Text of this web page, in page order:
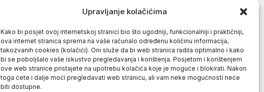
Upravljanje kolačićima
Kako bi posjet ovoj internetskoj stranici bio što ugodniji, funkcionalniji i praktičniji,
ova internet stranica sprema na vaše računalo određenu količinu informacija,
takozvanih cookies (kolačići). Oni služe da bi web stranica radila optimalno i kako
bi se poboljšalo vaše iskustvo pregledavanja i korištenja. Posjetom i korištenjem
ove web stranice pristajete na upotrebu kolačića koje je moguće i blokirati. Nakon
toga ćete i dalje moći pregledavati web stranicu, ali vam neke mogućnosti neće
biti dostupne.